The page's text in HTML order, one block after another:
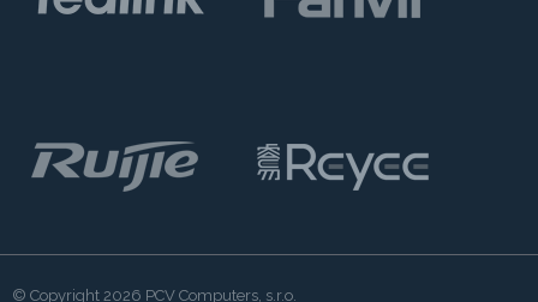
© Copyright 2026 PCV Computers, s.r.o.